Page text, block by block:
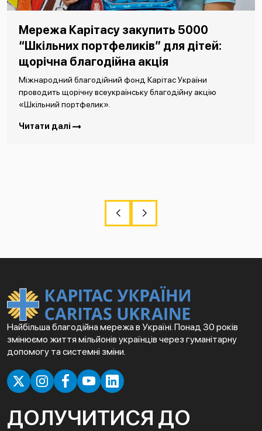
Мережа Карітасу закупить 5000
“Шкільних портфеликів” для дітей:
щорічна благодійна акція
Міжнародний благодійний фонд Карітас України
проводить щорічну всеукраїнську благодійну акцію
«Шкільний портфелик».
Читати далі
Найбільша благодійна мережа в Україні. Понад 30 років
змінюємо життя мільйонів українців через гуманітарну
допомогу та системні зміни.
ДОЛУЧИТИСЯ ДО